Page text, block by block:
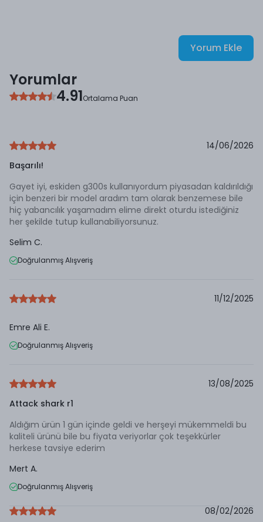
Yorum Ekle
Yorumlar
4.91Ortalama Puan
Selim C.
Doğrulanmış Alışveriş
14/06/2026
Başarılı!
Gayet iyi, eskiden g300s kullanıyordum piyasadan kaldırıldığı
için benzeri bir model aradım tam olarak benzemese bile
hiç yabancılık yaşamadım elime direkt oturdu istediğiniz
her şekilde tutup kullanabiliyorsunuz.
Emre Ali E.
Doğrulanmış Alışveriş
11/12/2025
Mert A.
Doğrulanmış Alışveriş
13/08/2025
Attack shark r1
Aldığım ürün 1 gün içinde geldi ve herşeyi mükemmeldi bu
kaliteli ürünü bile bu fiyata veriyorlar çok teşekkürler
herkese tavsiye ederim
08/02/2026